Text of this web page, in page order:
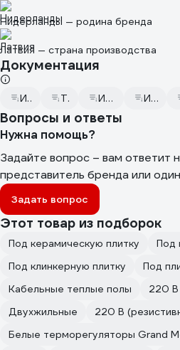
Нидерланды — родина бренда
Латвия — страна производства
Документация
Инструкция по установке терморегулятора Технические характеристики (кабель) Инструкция по подключению терморегулятора к wi-fi Инструкция по установке системы Grand Meyer
Вопросы и ответы
Нужна помощь?
Задайте вопрос – вам ответит
представитель бренда или
Задать вопрос
Этот товар из подборок
Под керамическую плитку
Под
Под клинкерную плитку
Под
Кабельные теплые полы
220 В
Двухжильные
220 В
Белые терморегуляторы Grand